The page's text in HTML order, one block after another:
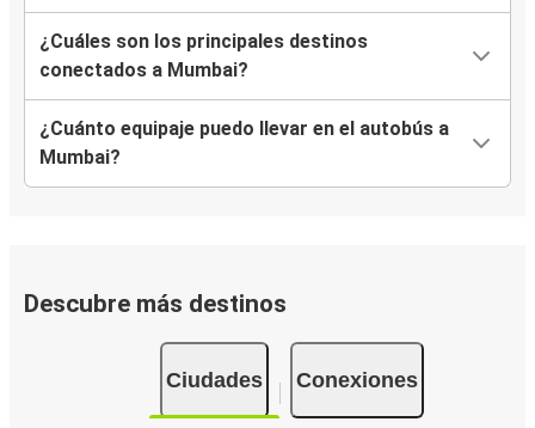
¿Cuáles son los principales destinos
conectados a Mumbai?
¿Cuánto equipaje puedo llevar en el autobús a
Mumbai?
Descubre más destinos
Ciudades Conexiones